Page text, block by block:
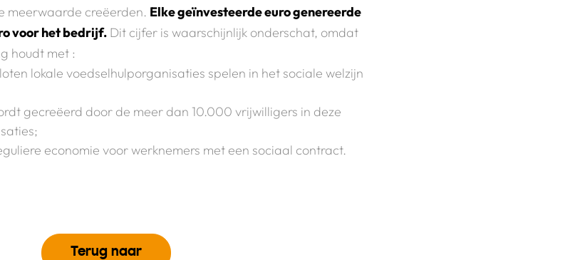
meerwaarde creëerden. Elke geïnvesteerde euro genereerde
voor het bedrijf. Dit cijfer is waarschijnlijk onderschat, omdat
houdt met :
lokale voedselhulporganisaties spelen in het sociale welzijn
gecreëerd door de meer dan 10.000 vrijwilligers in deze
economie voor werknemers met een sociaal contract.
Terug naar